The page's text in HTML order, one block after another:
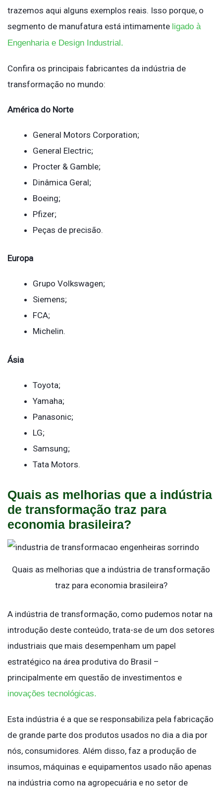
trazemos aqui alguns exemplos reais. Isso porque, o
segmento de manufatura está intimamente ligado à
Engenharia e Design Industrial.
Confira os principais fabricantes da indústria de
transformação no mundo:
América do Norte
General Motors Corporation;
General Electric;
Procter & Gamble;
Dinâmica Geral;
Boeing;
Pfizer;
Peças de precisão.
Europa
Grupo Volkswagen;
Siemens;
FCA;
Michelin.
Ásia
Toyota;
Yamaha;
Panasonic;
LG;
Samsung;
Tata Motors.
Quais as melhorias que a indústria
de transformação traz para
economia brasileira?
Quais as melhorias que a indústria de transformação
traz para economia brasileira?
A indústria de transformação, como pudemos notar na
introdução deste conteúdo, trata-se de um dos setores
industriais que mais desempenham um papel
estratégico na área produtiva do Brasil –
principalmente em questão de investimentos e
inovações tecnológicas.
Esta indústria é a que se responsabiliza pela fabricação
de grande parte dos produtos usados no dia a dia por
nós, consumidores. Além disso, faz a produção de
insumos, máquinas e equipamentos usado não apenas
na indústria como na agropecuária e no setor de